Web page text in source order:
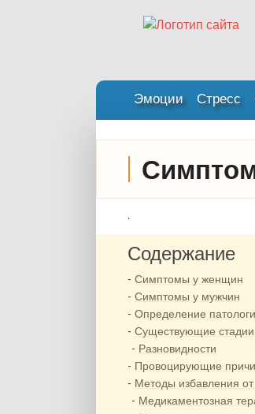
Эмоции Стресс
.
Содержание
Симптомы у женщин
Симптомы у мужчин
Определение
Существующие стадии
Разновидности
Провоцирующие
Методы избавления
Медикаментозная